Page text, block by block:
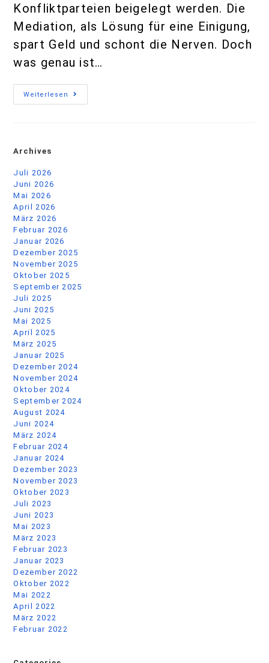
Konfliktparteien beigelegt werden. Die
Mediation, als Lösung für eine Einigung,
spart Geld und schont die Nerven. Doch
was genau ist…
Weiterlesen
Archives
Juli 2026
Juni 2026
Mai 2026
April 2026
März 2026
Februar 2026
Januar 2026
Dezember 2025
November 2025
Oktober 2025
September 2025
Juli 2025
Juni 2025
Mai 2025
April 2025
März 2025
Januar 2025
Dezember 2024
November 2024
Oktober 2024
September 2024
August 2024
Juni 2024
März 2024
Februar 2024
Januar 2024
Dezember 2023
November 2023
Oktober 2023
Juli 2023
Juni 2023
Mai 2023
März 2023
Februar 2023
Januar 2023
Dezember 2022
Oktober 2022
Mai 2022
April 2022
März 2022
Februar 2022